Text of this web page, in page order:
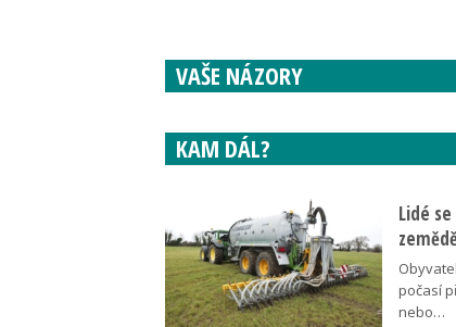
VAŠE NÁZORY
KAM DÁL?
Lidé
počasí
nebo…